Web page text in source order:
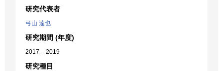
研究代表者
弓山 達也
研究期間 (年度)
2017 – 2019
研究種目